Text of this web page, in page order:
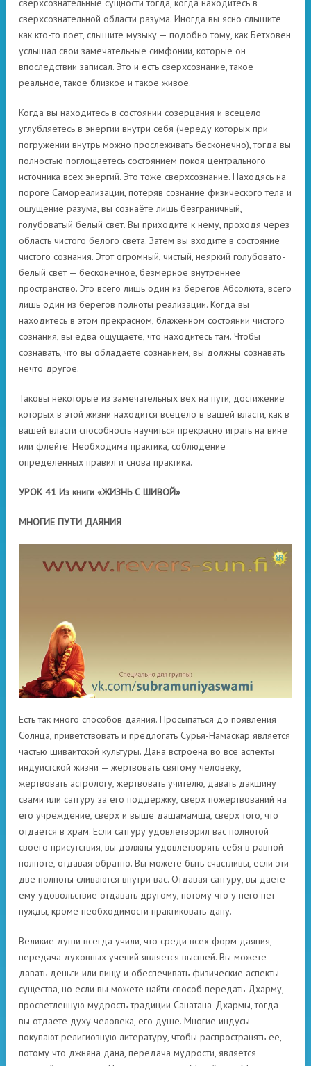
сверхсознательные сущности тогда, когда находитесь в
сверхсознательной области разума. Иногда вы ясно слышите
как кто-то поет, слышите музыку — подобно тому, как Бетховен
услышал свои замечательные симфонии, которые он
впоследствии записал. Это и есть сверхсознание, такое
реальное, такое близкое и такое живое.
Когда вы находитесь в состоянии созерцания и всецело
углубляетесь в энергии внутри себя (череду которых при
погружении внутрь можно прослеживать бесконечно), тогда вы
полностью поглощаетесь состоянием покоя центрального
источника всех энергий. Это тоже сверхсознание. Находясь на
пороге Самореализации, потеряв сознание физического тела и
ощущение разума, вы сознаёте лишь безграничный,
голубоватый белый свет. Вы приходите к нему, проходя через
область чистого белого света. Затем вы входите в состояние
чистого сознания. Этот огромный, чистый, неяркий голубовато-
белый свет — бесконечное, безмерное внутреннее
пространство. Это всего лишь один из берегов Абсолюта, всего
лишь один из берегов полноты реализации. Когда вы
находитесь в этом прекрасном, блаженном состоянии чистого
сознания, вы едва ощущаете, что находитесь там. Чтобы
сознавать, что вы обладаете сознанием, вы должны сознавать
нечто другое.
Таковы некоторые из замечательных вех на пути, достижение
которых в этой жизни находится всецело в вашей власти, как в
вашей власти способность научиться прекрасно играть на вине
или флейте. Необходима практика, соблюдение
определенных правил и снова практика.
УРОК 41 Из книги «ЖИЗНЬ С ШИВОЙ»
МНОГИЕ ПУТИ ДАЯНИЯ
Есть так много способов даяния. Просыпаться до появления
Солнца, приветствовать и предлогать Сурья-Намаскар является
частью шиваитской культуры. Дана встроена во все аспекты
индуистской жизни — жертвовать святому человеку,
жертвовать астрологу, жертвовать учителю, давать дакшину
свами или сатгуру за его поддержку, сверх пожертвований на
его учреждение, сверх и выше дашамамша, сверх того, что
отдается в храм. Если сатгуру удовлетворил вас полнотой
своего присутствия, вы должны удовлетворять себя в равной
полноте, отдавая обратно. Вы можете быть счастливы, если эти
две полноты сливаются внутри вас. Отдавая сатгуру, вы даете
ему удовольствие отдавать другому, потому что у него нет
нужды, кроме необходимости практиковать дану.
Великие души всегда учили, что среди всех форм даяния,
передача духовных учений является высшей. Вы можете
давать деньги или пищу и обеспечивать физические аспекты
существа, но если вы можете найти способ передать Дхарму,
просветленную мудрость традиции Санатана-Дхармы, тогда
вы отдаете духу человека, его душе. Многие индусы
покупают религиозную литературу, чтобы распространять ее,
потому что джняна дана, передача мудрости, является